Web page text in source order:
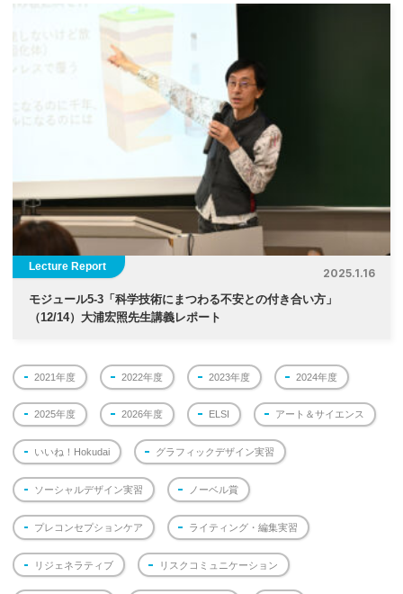
Lecture Report
2025.1.16
モジュール5-3「科学技術にまつわる不安との付き合い方」
（12/14）大浦宏照先生講義レポート
2021年度 2022年度 2023年度 2024年度
2025年度 2026年度 ELSI アート＆サイエンス
いいね！Hokudai グラフィックデザイン実習
ソーシャルデザイン実習 ノーベル賞
プレコンセプションケア ライティング・編集実習
リジェネラティブ リスクコミュニケーション